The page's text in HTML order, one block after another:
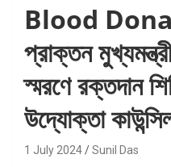
Blood
প্রাক্তন
স্মরণে রক্তদান
উদ্যোক্তা
1 July 2024 Sunil Das